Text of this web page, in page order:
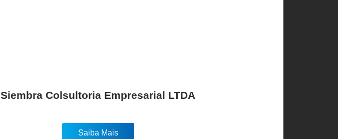
Siembra Colsultoria Empresarial LTDA
Saiba Mais